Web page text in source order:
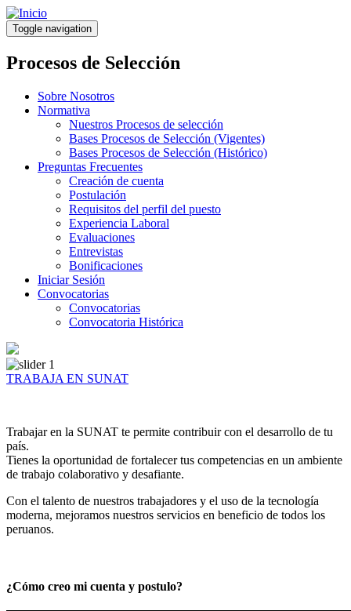
Pasar
al
contenido
principal
Toggle navigation
Procesos de Selección
Sobre Nosotros
Normativa
Nuestros Procesos de selección
Bases Procesos de Selección (Vigentes)
Bases Procesos de Selección (Histórico)
Preguntas Frecuentes
Creación de cuenta
Postulación
Requisitos del perfil del puesto
Experiencia Laboral
Evaluaciones
Entrevistas
Bonificaciones
Iniciar Sesión
Convocatorias
Convocatorias
Convocatoria Histórica
TRABAJA EN SUNAT
Trabajar en la SUNAT te permite contribuir con el desarrollo de tu
país.
Tienes la oportunidad de fortalecer tus competencias en un ambiente
de trabajo colaborativo y desafiante.
Con el talento de nuestros trabajadores y el uso de la tecnología
moderna, mejoramos nuestros servicios en beneficio de todos los
peruanos.
¿Cómo creo mi cuenta y postulo?